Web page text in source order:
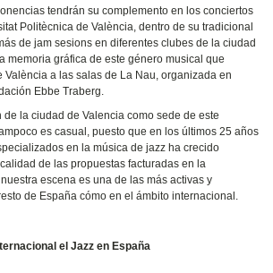
tendrán su complemento en los conciertos
Politècnica de València, dentro de su tradicional
de jam sesions en diferentes clubes de la ciudad
memoria gráfica de este género musical que
València a las salas de La Nau, organizada en
Ebbe Traberg.
de la ciudad de Valencia como sede de este
es casual, puesto que en los últimos 25 años
en la música de jazz ha crecido
de las propuestas facturadas en la
escena es una de las más activas y
de España cómo en el ámbito internacional.
el Jazz en España